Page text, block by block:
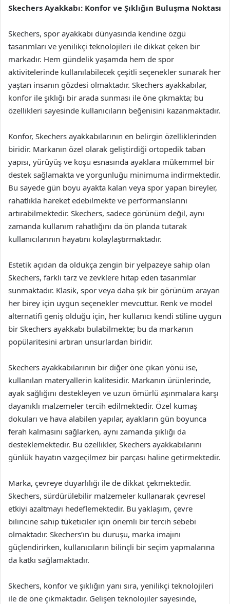
Skechers Ayakkabı: Konfor ve Şıklığın Buluşma Noktası
Skechers, spor ayakkabı dünyasında kendine özgü
tasarımları ve yenilikçi teknolojileri ile dikkat çeken bir
markadır. Hem gündelik yaşamda hem de spor
aktivitelerinde kullanılabilecek çeşitli seçenekler sunarak her
yaştan insanın gözdesi olmaktadır. Skechers ayakkabılar,
konfor ile şıklığı bir arada sunması ile öne çıkmakta; bu
özellikleri sayesinde kullanıcıların beğenisini kazanmaktadır.
Konfor, Skechers ayakkabılarının en belirgin özelliklerinden
biridir. Markanın özel olarak geliştirdiği ortopedik taban
yapısı, yürüyüş ve koşu esnasında ayaklara mükemmel bir
destek sağlamakta ve yorgunluğu minimuma indirmektedir.
Bu sayede gün boyu ayakta kalan veya spor yapan bireyler,
rahatlıkla hareket edebilmekte ve performanslarını
artırabilmektedir. Skechers, sadece görünüm değil, aynı
zamanda kullanım rahatlığını da ön planda tutarak
kullanıcılarının hayatını kolaylaştırmaktadır.
Estetik açıdan da oldukça zengin bir yelpazeye sahip olan
Skechers, farklı tarz ve zevklere hitap eden tasarımlar
sunmaktadır. Klasik, spor veya daha şık bir görünüm arayan
her birey için uygun seçenekler mevcuttur. Renk ve model
alternatifi geniş olduğu için, her kullanıcı kendi stiline uygun
bir Skechers ayakkabı bulabilmekte; bu da markanın
popülaritesini artıran unsurlardan biridir.
Skechers ayakkabılarının bir diğer öne çıkan yönü ise,
kullanılan materyallerin kalitesidir. Markanın ürünlerinde,
ayak sağlığını destekleyen ve uzun ömürlü aşınmalara karşı
dayanıklı malzemeler tercih edilmektedir. Özel kumaş
dokuları ve hava alabilen yapılar, ayakların gün boyunca
ferah kalmasını sağlarken, aynı zamanda şıklığı da
desteklemektedir. Bu özellikler, Skechers ayakkabılarını
günlük hayatın vazgeçilmez bir parçası haline getirmektedir.
Marka, çevreye duyarlılığı ile de dikkat çekmektedir.
Skechers, sürdürülebilir malzemeler kullanarak çevresel
etkiyi azaltmayı hedeflemektedir. Bu yaklaşım, çevre
bilincine sahip tüketiciler için önemli bir tercih sebebi
olmaktadır. Skechers’ın bu duruşu, marka imajını
güçlendirirken, kullanıcıların bilinçli bir seçim yapmalarına
da katkı sağlamaktadır.
Skechers, konfor ve şıklığın yanı sıra, yenilikçi teknolojileri
ile de öne çıkmaktadır. Gelişen teknolojiler sayesinde,